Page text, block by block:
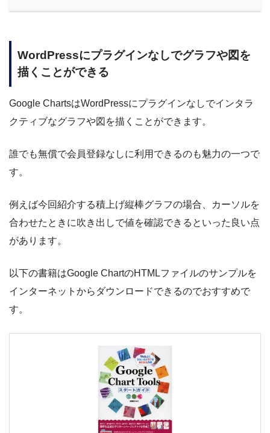
WordPressにプラグインなしでグラフや図を
描くことができる
Google ChartsはWordPressにプラグインなしでインタラ
クティブなグラフや図を描くことができます。
誰でも無償で会員登録なしに利用できるのも魅力の一つで
す。
例えば今回紹介する積上げ縦棒グラフの場合、カーソルを
合わせたときに吹き出しで値を確認できるといった良い点
があります。
以下の書籍はGoogle ChartのHTMLファイルのサンプルを
インターネットからダウンロードできるのでおすすめで
す。